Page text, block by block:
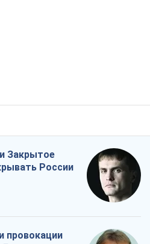
Закрытое
России
провокации